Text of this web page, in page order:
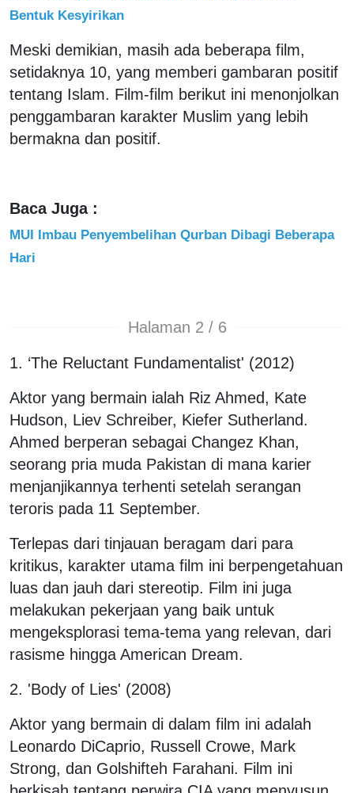
Bentuk Kesyirikan
Meski demikian, masih ada beberapa film,
setidaknya 10, yang memberi gambaran positif
tentang Islam. Film-film berikut ini menonjolkan
penggambaran karakter Muslim yang lebih
bermakna dan positif.
Baca Juga :
MUI Imbau Penyembelihan Qurban Dibagi Beberapa
Hari
Halaman 2 / 6
1. ‘The Reluctant Fundamentalist' (2012)
Aktor yang bermain ialah Riz Ahmed, Kate
Hudson, Liev Schreiber, Kiefer Sutherland.
Ahmed berperan sebagai Changez Khan,
seorang pria muda Pakistan di mana karier
menjanjikannya terhenti setelah serangan
teroris pada 11 September.
Terlepas dari tinjauan beragam dari para
kritikus, karakter utama film ini berpengetahuan
luas dan jauh dari stereotip. Film ini juga
melakukan pekerjaan yang baik untuk
mengeksplorasi tema-tema yang relevan, dari
rasisme hingga American Dream.
2. 'Body of Lies' (2008)
Aktor yang bermain di dalam film ini adalah
Leonardo DiCaprio, Russell Crowe, Mark
Strong, dan Golshifteh Farahani. Film ini